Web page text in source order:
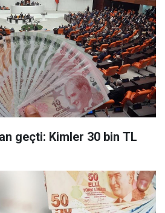
geçti: Kimler 30 bin TL